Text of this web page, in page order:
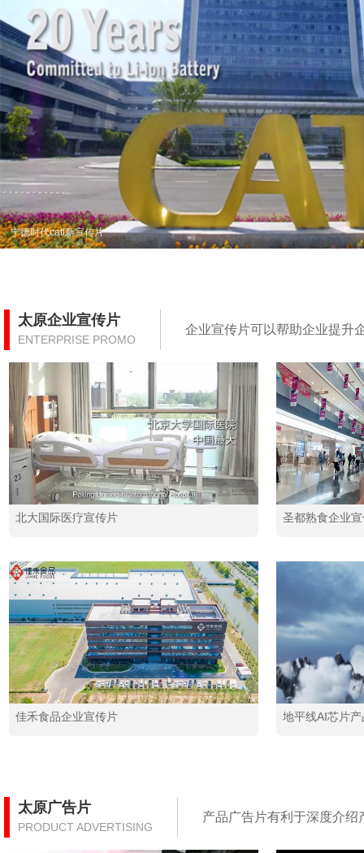
宁德时代catl新宣传片
太原企业宣传片
ENTERPRISE PROMO
企业宣传片可以帮助企业提升
北大国际医疗宣传片 圣都熟食企业
佳禾食品企业宣传片 地平线AI芯片
太原广告片
PRODUCT ADVERTISING
产品广告片有利于深度介